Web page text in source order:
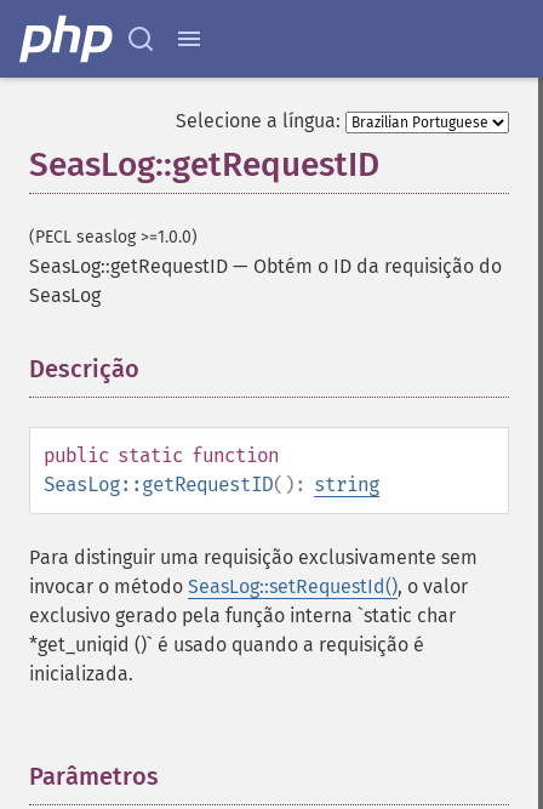
Selecione a língua:
SeasLog::getRequestID
(PECL seaslog >=1.0.0)
SeasLog::getRequestID — Obtém o ID da requisição do
SeasLog
Descrição
public static function
SeasLog::getRequestID(): string
Para distinguir uma requisição exclusivamente sem
invocar o método SeasLog::setRequestId(), o valor
exclusivo gerado pela função interna `static char
*get_uniqid ()` é usado quando a requisição é
inicializada.
Parâmetros